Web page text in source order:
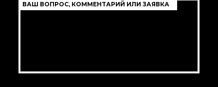
ВАШ ВОПРОС, КОММЕНТАРИЙ ИЛИ ЗАЯВКА